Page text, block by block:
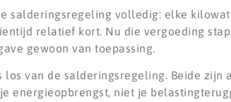
salderingsregeling volledig: elke
relatief kort. Nu die vergoeding
gewoon van toepassing.
los van de salderingsregeling. Beide
energieopbrengst, niet je